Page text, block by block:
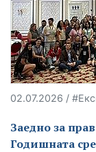
02.07.2026 /
Заедно за
Годишната